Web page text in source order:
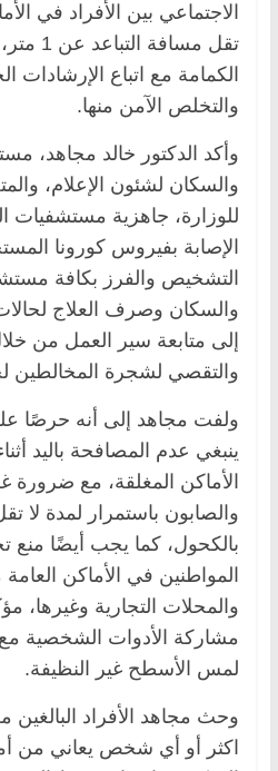
الاجتماعي بين الأفراد في
تقل
الكمامة مع اتباع الإرشادات
والتخلص الآمن منها.
وأكد الدكتور خالد مجاهد،
والسكان لشئون الإعلام،
للوزارة، جاهزية مستشفيات
الإصابة بفيروس كورونا
التشخيص والفرز بكافة
والسكان وصرف العلاج لحالات
إلى متابعة سير العمل من
والتقصي لشجرة المخالطين
ولفت مجاهد إلى أنه حرصًا
ينبغي عدم المصافحة باليد
الأماكن المغلقة، مع ضرورة
بالكحول، كما يجب أيضًا منع
المواطنين في الأماكن
والمحلات التجارية وغيرها،
مشاركة الأدوات الشخصية
لمس الأسطح غير النظيفة.
اكثر أو أي شخص يعاني من